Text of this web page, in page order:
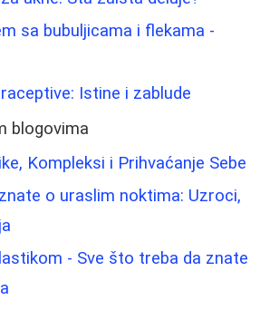
sa bubuljicama i flekama -
Istine i zablude
blogovima
Kompleksi i Prihvaćanje Sebe
o uraslim noktima: Uzroci,
- Sve što treba da znate